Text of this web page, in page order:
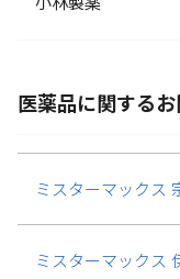
医薬品に関する
ミスターマックス
ミスターマックス